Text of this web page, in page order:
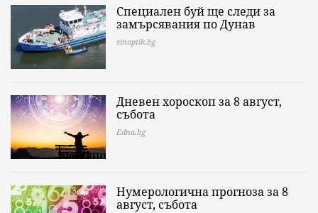
Специален буй ще следи за
замърсявания по Дунав
sinoptik.bg
Дневен хороскоп за 8 август,
събота
Edna.bg
Нумерологична прогноза за 8
август, събота